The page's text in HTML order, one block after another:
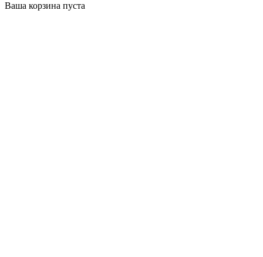
Ваша корзина пуста